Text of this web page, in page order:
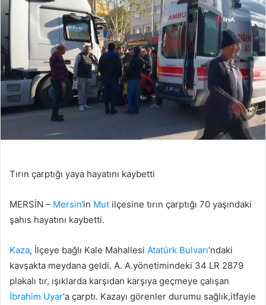
Tırın çarptığı yaya hayatını kaybetti
MERSİN – Mersin‘in Mut ilçesine tırın çarptığı 70 yaşındaki
şahıs hayatını kaybetti.
Kaza, İlçeye bağlı Kale Mahallesi Atatürk Bulvarı‘ndaki
kavşakta meydana geldi. A. A.yönetimindeki 34 LR 2879
plakalı tır, ışıklarda karşıdan karşıya geçmeye çalışan
İbrahim Uyar‘a çarptı. Kazayı görenler durumu sağlık,itfayie